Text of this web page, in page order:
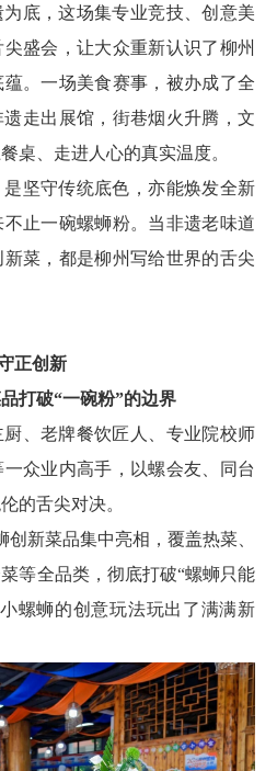
底，这场集专业竞技、创意美
盛会，让大众重新认识了柳州
。一场美食赛事，被办成了全
走出展馆，街巷烟火升腾，文
桌、走进人心的真实温度。
坚守传统底色，亦能焕发全新
止一碗螺蛳粉。当非遗老味道
菜，都是柳州写给世界的舌尖
正创新
打破“一碗粉”的边界
、老牌餐饮匠人、专业院校师
众业内高手，以螺会友、同台
的舌尖对决。
创新菜品集中亮相，覆盖热菜、
等全品类，彻底打破“螺蛳只能
螺蛳的创意玩法玩出了满满新